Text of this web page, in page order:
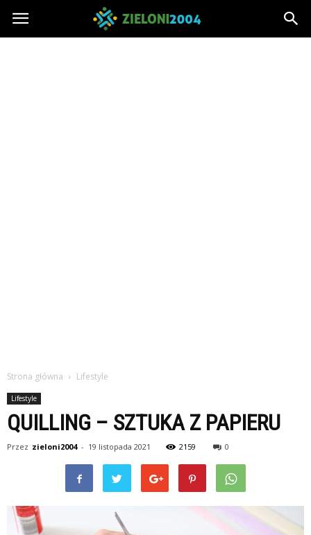
Zieloni2004.pl
Strona główna Lifestyle
Lifestyle
QUILLING – SZTUKA Z PAPIERU
Przez zieloni2004 - 19 listopada 2021 2159 0